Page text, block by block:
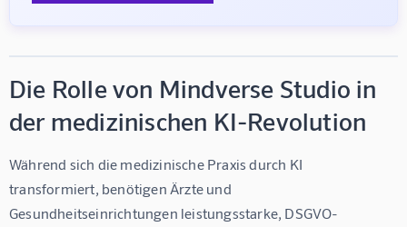
Die Rolle von Mindverse Studio in
der medizinischen KI-Revolution
Während sich die medizinische Praxis durch KI
transformiert, benötigen Ärzte und
Gesundheitseinrichtungen leistungsstarke, DSGVO-